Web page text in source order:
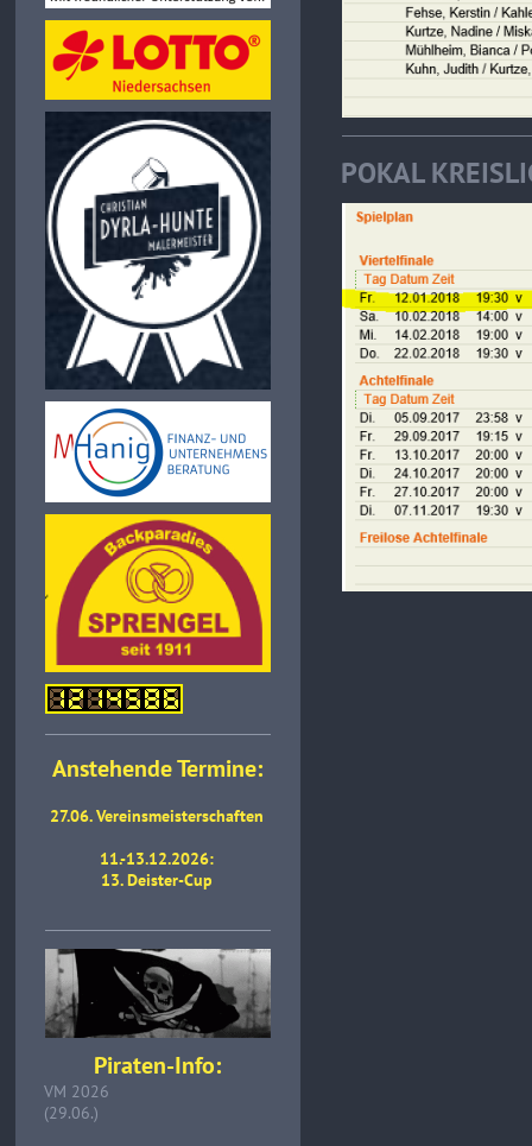
Anstehende Termine:
27.06. Vereinsmeisterschaften
11.-13.12.2026:
13. Deister-Cup
Piraten-Info:
VM 2026
(29.06.)
POKAL